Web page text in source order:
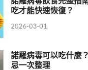
吃才能快速恢復？
2026-03-01
諾羅病毒可以吃什麼
忌一次整理